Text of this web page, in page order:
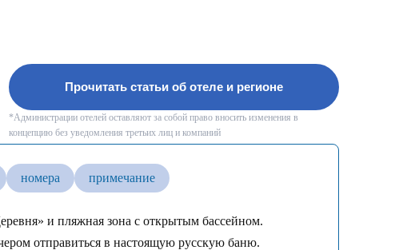
Прочитать статьи об отеле и регионе
*Администрации отелей оставляют за собой право вносить изменения в
концепцию без уведомления третьих лиц и компаний
номера примечание
и пляжная зона с открытым бассейном.
отправиться в настоящую русскую баню.